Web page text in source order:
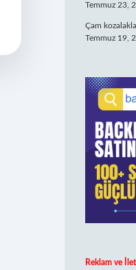
Temmuz 23,
Çam
Temmuz 19,
Reklam ve